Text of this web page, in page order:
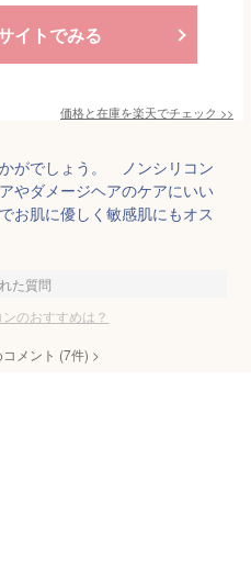
イトでみる
価格と在庫を楽天でチェック >>
がでしょう。 ノンシリコン
やダメージヘアのケアにいい
お肌に優しく敏感肌にもオス
た質問
のおすすめは？
メント (7件) >